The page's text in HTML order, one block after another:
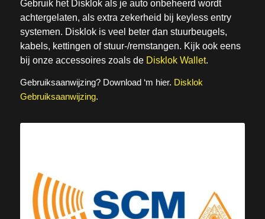
Gebruik het Disklok als je auto onbeheerd wordt
achtergelaten, als extra zekerheid bij keyless entry
systemen. Disklok is veel beter dan stuurbeugels,
kabels, kettingen of stuur-/remstangen. Kijk ook eens
bij onze accessoires zoals de Disklok Wallet.
Gebruiksaanwijzing? Download ‘m hier. Disklok
Gebruiksaanwijzing.